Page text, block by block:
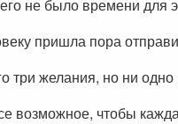
не было времени
пришла пора
три желания, но ни одно
возможное, чтобы